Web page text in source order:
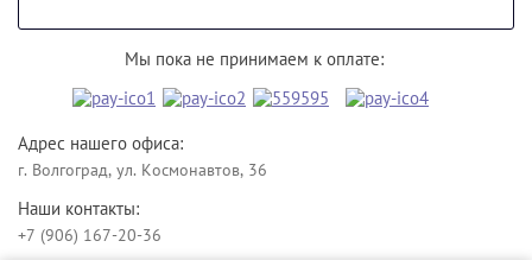
Мы пока не принимаем к оплате:
Адрес нашего офиса:
г. Волгоград, ул. Космонавтов, 36
Наши контакты:
+7 (906) 167-20-36